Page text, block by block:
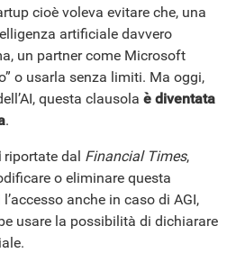
cioè voleva evitare che, una
artificiale davvero
un partner come Microsoft
o usarla senza limiti. Ma oggi,
questa clausola è diventata
.
riportate dal Financial Times,
o eliminare questa
anche in caso di AGI,
usare la possibilità di dichiarare